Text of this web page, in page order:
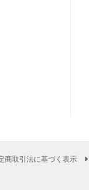
商取引法に基づく表示